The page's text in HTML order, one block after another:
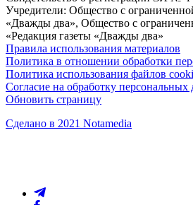
Учредители: Общество с
«Дважды два», Общество с
«Редакция газеты «Дважды два»
Правила использования материалов
Политика в отношении обработки
Политика использования файлов
Согласие на обработку
Обновить страницу
Сделано в 2021 Notamedia